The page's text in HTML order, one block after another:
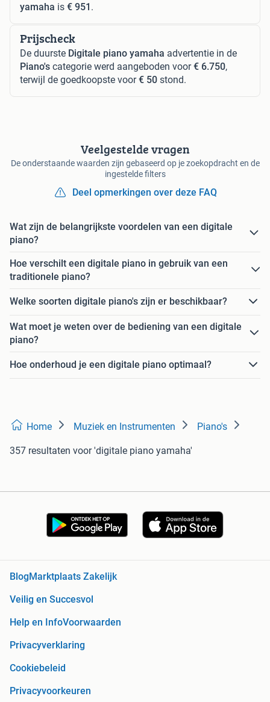
yamaha is € 951 .
Prijscheck
De duurste Digitale piano yamaha advertentie in de
Piano's categorie werd aangeboden voor€ 6.750,
terwijl de goedkoopste voor€ 50 stond.
Veelgestelde vragen
De onderstaande waarden zijn gebaseerd op je zoekopdracht en de
ingestelde filters
Deel opmerkingen over deze FAQ
Wat zijn de belangrijkste voordelen van een digitale
piano?
Hoe verschilt een digitale piano in gebruik van een
traditionele piano?
Welke soorten digitale piano's zijn er beschikbaar?
Wat moet je weten over de bediening van een digitale
piano?
Hoe onderhoud je een digitale piano optimaal?
Home Muziek en Instrumenten Piano's
357 resultaten voor 'digitale piano yamaha'
BlogMarktplaats Zakelijk
Veilig en Succesvol
Help en InfoVoorwaarden
Privacyverklaring
Cookiebeleid
Privacyvoorkeuren